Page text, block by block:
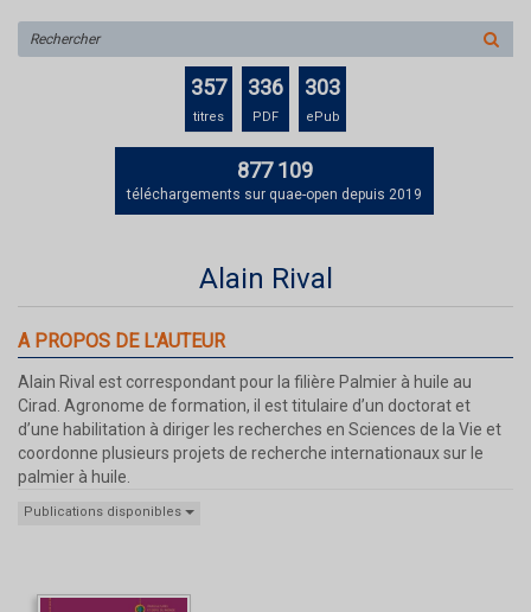
sur
le
357
titres
336
PDF
303
ePub
877 109
téléchargements sur quae-open depuis 2019
Alain Rival
A PROPOS DE L'AUTEUR
Alain Rival est correspondant pour la filière Palmier à huile au
Cirad. Agronome de formation, il est titulaire d’un doctorat et
d’une habilitation à diriger les recherches en Sciences de la Vie et
coordonne plusieurs projets de recherche internationaux sur le
palmier à huile.
Publications disponibles